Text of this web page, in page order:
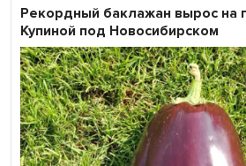
Рекордный баклажан вырос на
Купиной под Новосибирском